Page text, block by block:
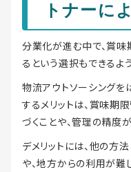
トナーに
分業化が進む中で、賞
るという選択もできるよ
物流アウトソーシングを
するメリットは、賞味
づくことや、管理の精度
デメリットには、他の方
や、地方からの利用が難